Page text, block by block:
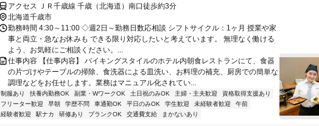
アクセス ＪＲ千歳線 千歳（北海道）南口徒歩約3分
北海道千歳市
勤務時間 4:30～11:00 ◇週2日～勤務日数応相談 シフトサイクル：1ヶ月 授業や家
事と両立・急なお休みも できる限り対応したいと考えています。 無理なく働ける
よう、お気軽にご相談ください。...
仕事内容 【仕事内容】 バイキングスタイルのホテル内朝食レストランにて、食器
の片づけやテーブルの掃除、食洗器による皿洗い、お料理の補充、厨房での簡単な
調理などをお任せします。業務はマニュアル化されてい...
制服あり 扶養内勤務OK 副業・WワークOK 土日祝のみOK 主婦・主夫歓迎
資格取得支援あり
フリーター歓迎
早朝 学歴不問 車通勤OK 平日のみOK 学生歓迎 未経験者歓迎
午前
経験者歓迎
駅ナカ 研修あり ブランクOK 交通費支給 まかないあり